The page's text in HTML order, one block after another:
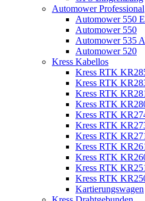
Automower Professional
Automower 550
Automower 550
Automower 535
Automower 520
Kress Kabellos
Kress RTK
Kress RTK
Kress RTK
Kress RTK
Kress RTK
Kress RTK
Kress RTK
Kress RTK
Kress RTK
Kress RTK
Kress RTK
Kartierungswagen